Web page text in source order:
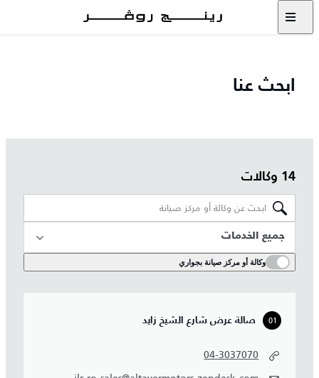
ابحث عنا
14 وكالات
جميع الخدمات
وكالة أو مركز صيانة بجواري
01 صالة عرض شارع الشيخ زايد
04-3037070